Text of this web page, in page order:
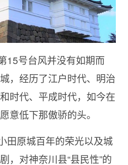
15号台风并没有如期而
，经历了江户时代、明治
时代、平成时代，如今在
意低下那傲骄的头。
田原城百年的荣光以及城
，对神奈川县“县民性”的